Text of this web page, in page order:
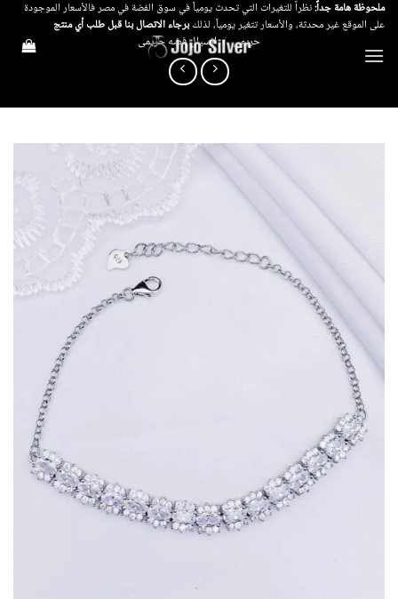
تخطي
للمحتوى
ملحوظة هامة جداً:نظراً للتغيرات التي تحدث يومياً في سوق الفضة في مصر فالأسعار الموجودة
على الموقع غير محدثة، والأسعار تتغير يومياً، لذلكبرجاء الاتصال بنا قبل طلب أي منتج
حريمي / انسيال فضه حريمى